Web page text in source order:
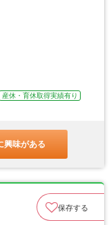
産休・育休取得実績有り
興味がある
保存する